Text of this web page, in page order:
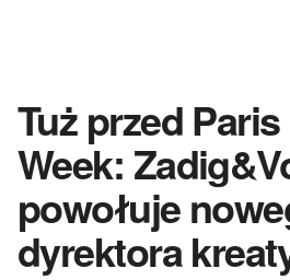
Tuż przed
Week:
powołuje
dyrektora